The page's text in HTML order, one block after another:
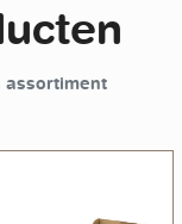
assortiment